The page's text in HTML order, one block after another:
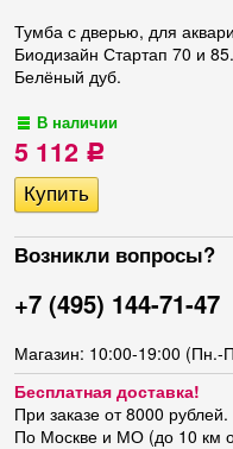
Тумба с дверью, для
Биодизайн Стартап 70 и
Белёный дуб.
В наличии
5 112 Р
Возникли вопросы?
+7 (495) 144-71-47
Магазин: 10:00-19:00 (Пн.-
Бесплатная доставка!
При заказе от 8000 рублей.
По Москве и МО (до 10 км